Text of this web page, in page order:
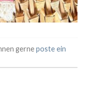
gerneposte ein